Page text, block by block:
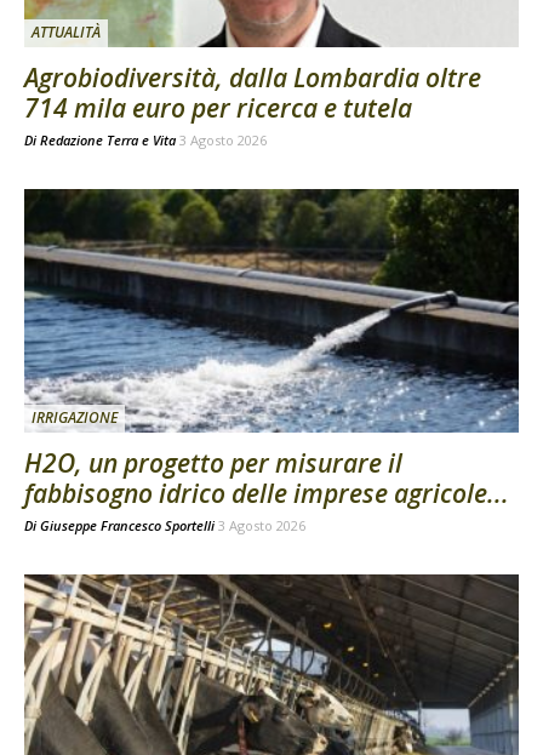
ATTUALITÀ
Agrobiodiversità, dalla Lombardia oltre
714 mila euro per ricerca e tutela
Di Redazione Terra e Vita 3 Agosto 2026
IRRIGAZIONE
H2O, un progetto per misurare il
fabbisogno idrico delle imprese agricole...
Di Giuseppe Francesco Sportelli 3 Agosto 2026